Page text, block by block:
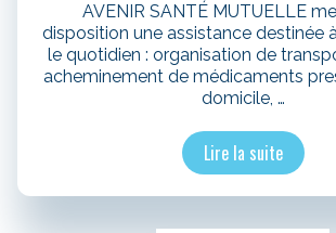
AVENIR SANTÉ MUTUELLE
disposition une assistance destinée
le quotidien : organisation de
acheminement de médicaments
domicile, …
Lire la suite